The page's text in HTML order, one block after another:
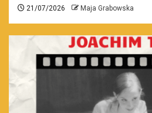
21/07/2026 Maja Grabowska